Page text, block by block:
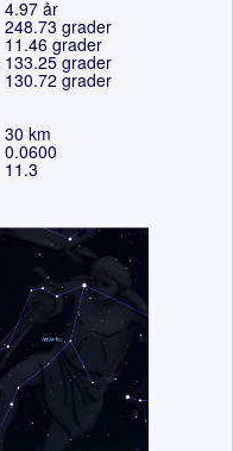
4.97 år
248.73 grader
11.46 grader
133.25grader
130.72 grader
30 km
0.0600
11.3